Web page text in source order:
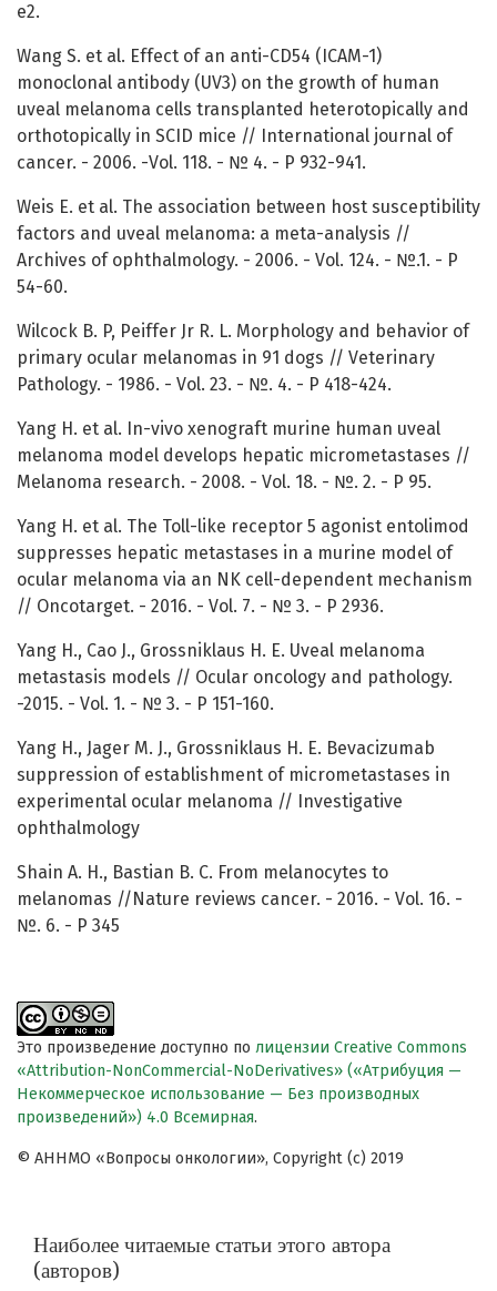
e2.
Wang S. et al. Effect of an anti-CD54 (ICAM-1)
monoclonal antibody (UV3) on the growth of human
uveal melanoma cells transplanted heterotopically and
orthotopically in SCID mice // International journal of
cancer. - 2006. -Vol. 118. - № 4. - P 932-941.
Weis E. et al. The association between host susceptibility
factors and uveal melanoma: a meta-analysis //
Archives of ophthalmology. - 2006. - Vol. 124. - №.1. - P
54-60.
Wilcock B. P, Peiffer Jr R. L. Morphology and behavior of
primary ocular melanomas in 91 dogs // Veterinary
Pathology. - 1986. - Vol. 23. - №. 4. - P 418-424.
Yang H. et al. In-vivo xenograft murine human uveal
melanoma model develops hepatic micrometastases //
Melanoma research. - 2008. - Vol. 18. - №. 2. - P 95.
Yang H. et al. The Toll-like receptor 5 agonist entolimod
suppresses hepatic metastases in a murine model of
ocular melanoma via an NK cell-dependent mechanism
// Oncotarget. - 2016. - Vol. 7. - № 3. - P 2936.
Yang H., Cao J., Grossniklaus H. E. Uveal melanoma
metastasis models // Ocular oncology and pathology.
-2015. - Vol. 1. - № 3. - P 151-160.
Yang H., Jager M. J., Grossniklaus H. E. Bevacizumab
suppression of establishment of micrometastases in
experimental ocular melanoma // Investigative
ophthalmology
Shain A. H., Bastian B. C. From melanocytes to
melanomas //Nature reviews cancer. - 2016. - Vol. 16. -
№. 6. - P 345
Это произведение доступно по лицензии Creative Commons
«Attribution-NonCommercial-NoDerivatives» («Атрибуция —
Некоммерческое использование — Без производных
произведений») 4.0 Всемирная.
© АННМО «Вопросы онкологии», Copyright (c) 2019
Наиболее читаемые статьи этого автора
(авторов)